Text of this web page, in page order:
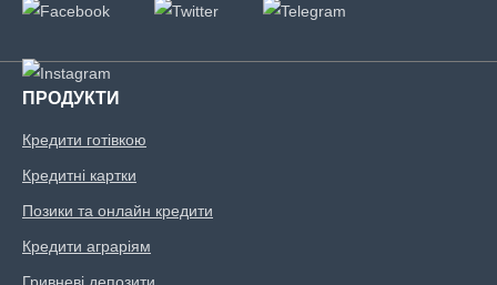
ПРОДУКТИ
Кредити готівкою
Кредитні картки
Позики та онлайн кредити
Кредити аграріям